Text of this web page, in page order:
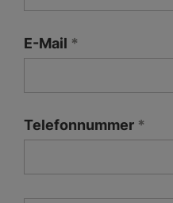
E-Mail
Telefonnummer